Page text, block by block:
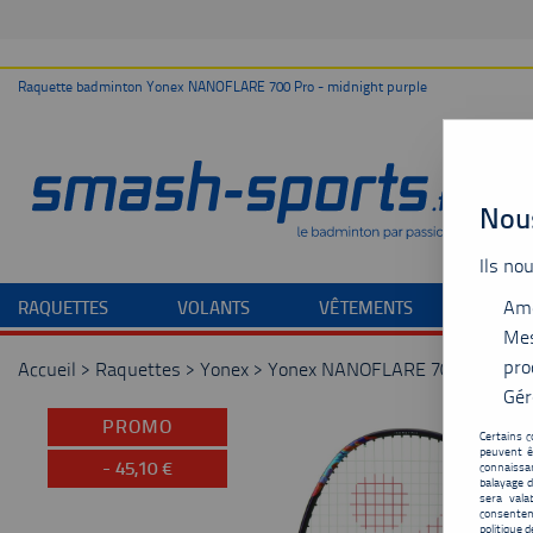
Raquette badminton Yonex NANOFLARE 700 Pro - midnight purple
RAQUETTES VOLANTS VÊTEMENTS
Accueil > Raquettes > Yonex > Yonex NANOFLARE 700 Pro -
PROMO
- 45,10 €
Ils
Certains
peuvent
balayage
sera
politique